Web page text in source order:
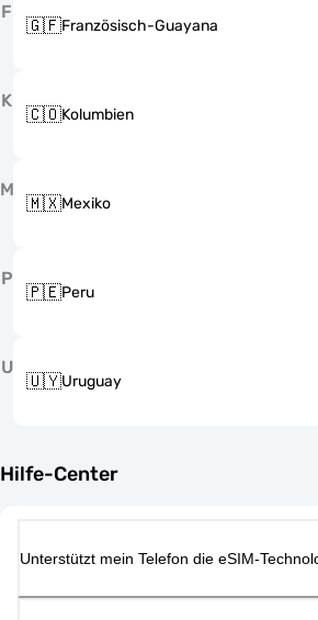
F
🇬🇫Französisch-Guayana
K
🇨🇴Kolumbien
M
🇲🇽Mexiko
P
🇵🇪Peru
U
🇺🇾Uruguay
Hilfe-Center
Unterstützt mein Telefon die eSIM-